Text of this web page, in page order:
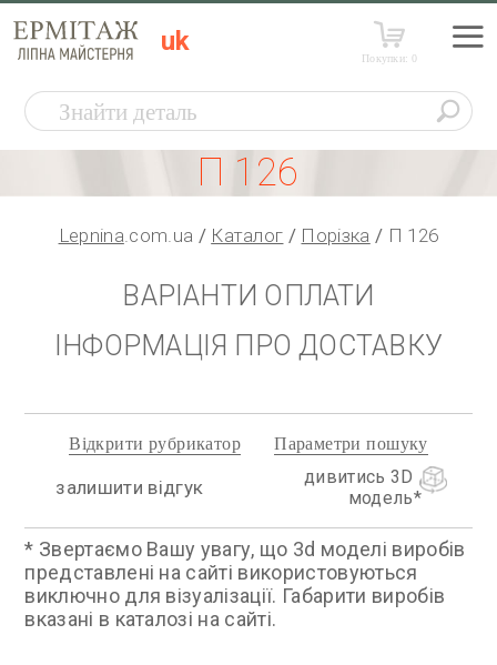
uk
Покупки:0
П 126
Lepnina.com.ua Каталог Порізка П 126
ВАРІАНТИ ОПЛАТИ
ІНФОРМАЦІЯ ПРО ДОСТАВКУ
залишити відгук
дивитись 3D
модель
Відкрити рубрикатор Параметри пошуку
* Звертаємо Вашу увагу, що 3d моделі виробів
представлені на сайті використовуються
виключно для візуалізації. Габарити виробів
вказані в каталозі на сайті.